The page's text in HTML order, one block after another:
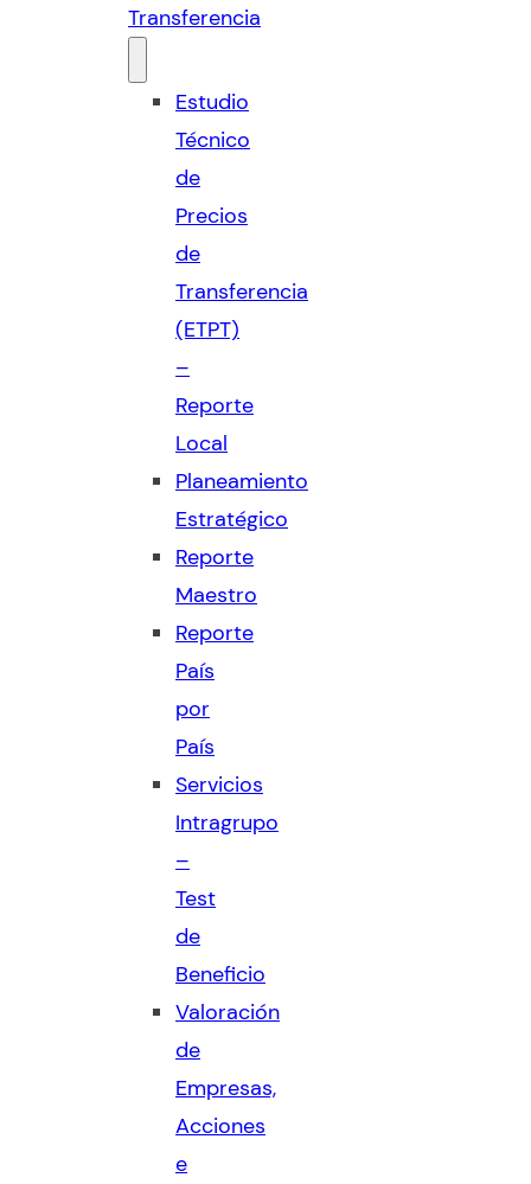
Transferencia
Estudio
Técnico
de
Precios
de
Transferencia
(ETPT)
–
Reporte
Local
Planeamiento
Estratégico
Reporte
Maestro
Reporte
País
por
País
Servicios
Intragrupo
–
Test
de
Beneficio
Valoración
de
Empresas,
Acciones
e